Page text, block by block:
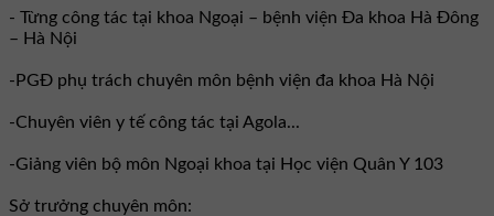
- Từng công tác tại khoa Ngoại – bệnh viện Đa khoa Hà Đông
– Hà Nội
-PGĐ phụ trách chuyên môn bệnh viện đa khoa Hà Nội
-Chuyên viên y tế công tác tại Agola...
-Giảng viên bộ môn Ngoại khoa tại Học viện Quân Y 103
Sở trưởng chuyên môn: